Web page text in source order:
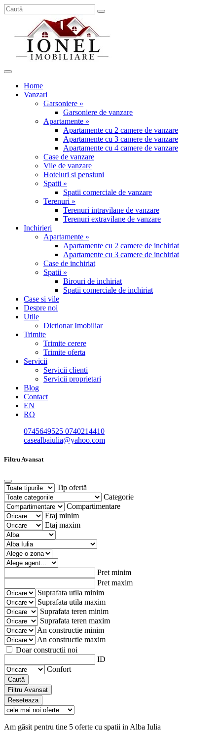
Home
Vanzari
Garsoniere »
Garsoniere de vanzare
Apartamente »
Apartamente cu 2 camere de vanzare
Apartamente cu 3 camere de vanzare
Apartamente cu 4 camere de vanzare
Case de vanzare
Vile de vanzare
Hoteluri si pensiuni
Spatii »
Spatii comerciale de vanzare
Terenuri »
Terenuri intravilane de vanzare
Terenuri extravilane de vanzare
Inchirieri
Apartamente »
Apartamente cu 2 camere de inchiriat
Apartamente cu 3 camere de inchiriat
Case de inchiriat
Spatii »
Birouri de inchiriat
Spatii comerciale de inchiriat
Case si vile
Despre noi
Utile
Dictionar Imobiliar
Trimite
Trimite cerere
Trimite oferta
Servicii
Servicii clienti
Servicii proprietari
Blog
Contact
EN
RO
0745649525 0740214410
casealbaiulia@yahoo.com
Filtru Avansat
Tip ofertă
Categorie
Compartimentare
Etaj minim
Etaj maxim
Pret minim
Pret maxim
Suprafata utila minim
Suprafata utila maxim
Suprafata teren minim
Suprafata teren maxim
An constructie minim
An constructie maxim
Doar constructii noi
ID
Confort
Caută
Filtru Avansat
Reseteaza
Am găsit pentru tine 5 oferte cu spatii in Alba Iulia